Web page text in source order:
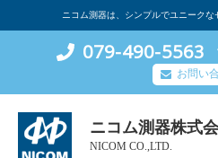
ニコム測器は、シンプルでユニーク
079-490-5563
お問い
ニコム測器株式
NICOM CO.,LTD.